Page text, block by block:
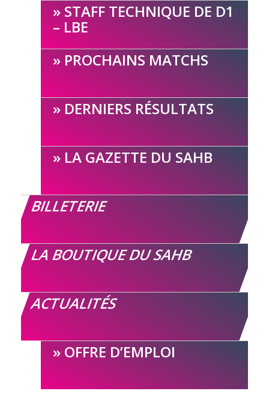
STAFF TECHNIQUE DE D1
– LBE
PROCHAINS MATCHS
DERNIERS RÉSULTATS
LA GAZETTE DU SAHB
BILLETERIE
LA BOUTIQUE DU SAHB
ACTUALITÉS
OFFRE D’EMPLOI